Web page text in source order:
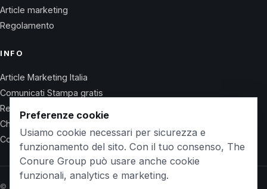
Article marketing
Regolamento
INFO
Article Marketing Italia
Comunicati Stampa gratis
Regolamento
Chi Siamo
Contatti
© 2026 Wet Life News · The Conure Group
Preferenze cookie
Usiamo cookie necessari per sicurezza e
funzionamento del sito. Con il tuo consenso, The
Conure Group può usare anche cookie
funzionali, analytics e marketing.